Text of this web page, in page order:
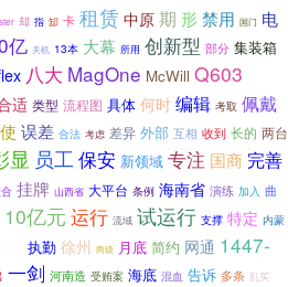
却 指 缷 卡 租赁 中原 期 形 禁用 国门 电
亿 关机 13本 大幕 所用 创新型 部分 集装箱
八大 MagOne McWill Q603
适 类型 流程图 具体 何时 编辑 考取 佩戴
误差 合法 考虑 差异 外部 互相 收到 长的 两台
显 员工 保安 新领域 专注 国商 完善
挂牌 山西省 大平台 条例 海南省 演练 加入 曲
10亿元 运行 流域 试运行 支撑 特定 内蒙
执勤 徐州 两级 月底 简约 网通 1447-
一剑 河南造 受贿案 海底 混血 告诉 多条 乱买